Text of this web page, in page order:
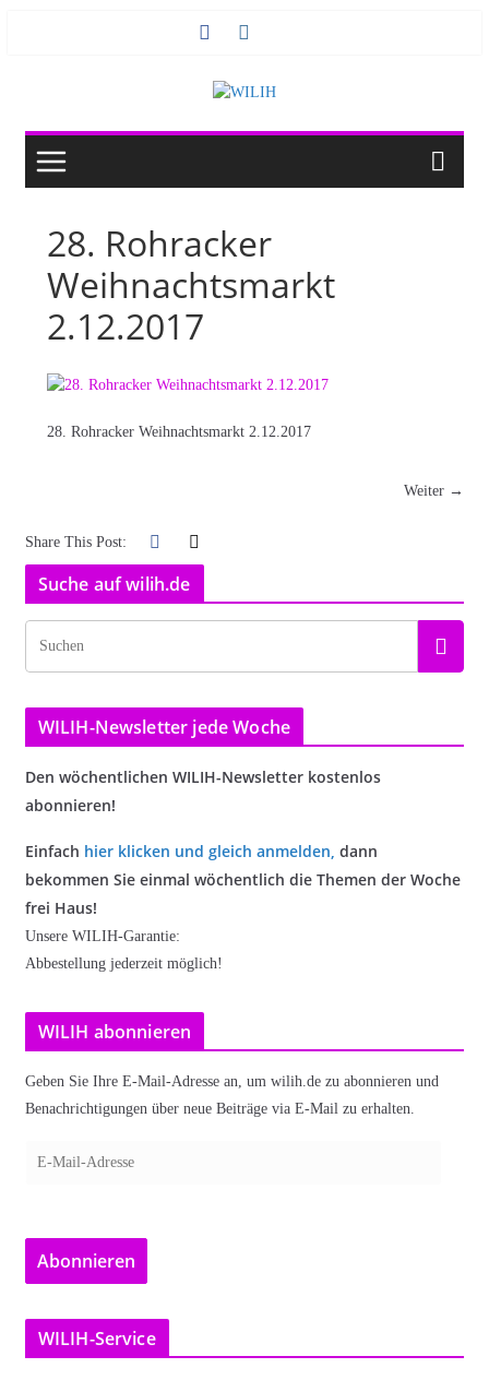
28. Rohracker
Weihnachtsmarkt
2.12.2017
28. Rohracker Weihnachtsmarkt 2.12.2017
Weiter →
Share This Post:
Suche auf wilih.de
WILIH-Newsletter jede Woche
Den wöchentlichen WILIH-Newsletter kostenlos
abonnieren!
Einfach hier klicken und gleich anmelden, dann
bekommen Sie einmal wöchentlich die Themen der Woche
frei Haus!
Unsere WILIH-Garantie:
Abbestellung jederzeit möglich!
WILIH abonnieren
Geben Sie Ihre E-Mail-Adresse an, um wilih.de zu abonnieren und
Benachrichtigungen über neue Beiträge via E-Mail zu erhalten.
a
l
-
Abonnieren
WILIH-Service